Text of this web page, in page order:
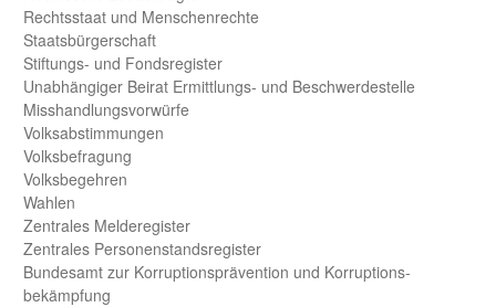
Rechts­staat und Menschen­rechte
Staats­bürger­schaft
Stiftungs- und Fonds­register
Unab­hängiger Beirat Ermittlungs- und Beschwerde­stelle
Misshandlungs­vorwürfe
Volks­abstimmungen
Volks­befragung
Volks­begehren
Wahlen
Zentrales Melde­register
Zentrales Personen­stands­register
Bundes­amt zur Korrup­tions­prävention und Korrup­tions­
bekämpfung